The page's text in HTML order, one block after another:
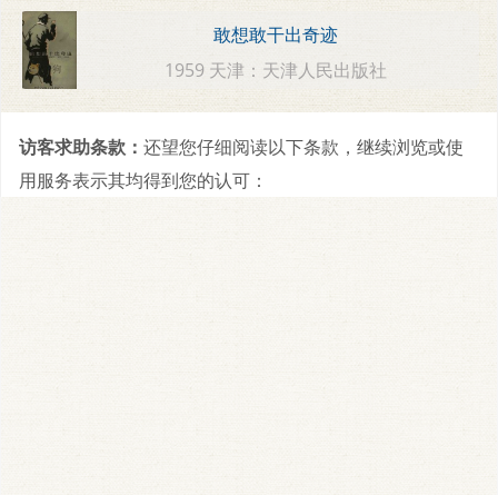
敢想敢干出奇迹
1959 天津：天津人民出版社
访客求助条款： 还望您仔细阅读以下条款，继续浏览或使
用服务表示其均得到您的认可：